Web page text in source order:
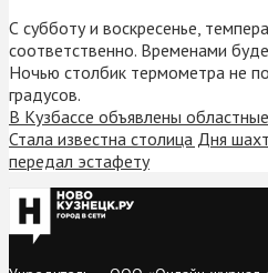
С субботу и воскресенье,
соответственно. Временами
Ночью столбик термометра не
градусов.
В Кузбассе объявлены
Стала известна столица Дня
передал эстафету